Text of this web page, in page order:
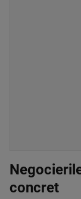
concret